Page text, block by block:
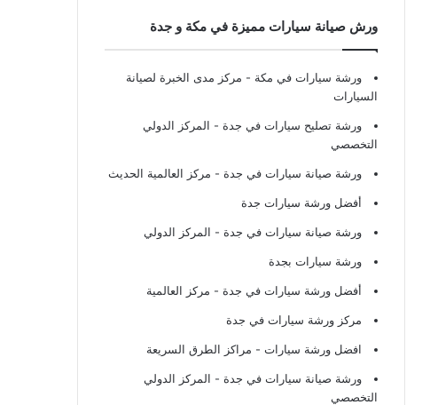
ورش صيانة سيارات مميزة في مكة و جدة
ورشة سيارات في مكة - مركز مدى الخبرة لصيانة
السيارات
ورشة تصليح سيارات في جدة - المركز الدولي
التخصصي
ورشة صيانة سيارات في جدة - مركز العالمية الحديث
أفضل ورشة سيارات جدة
ورشة صيانة سيارات في جدة - المركز الدولي
ورشة سيارات بجدة
أفضل ورشة سيارات في جدة - مركز العالمية
مركز ورشة سيارات في جدة
افضل ورشة سيارات - مراكز الطرق السريعة
ورشة صيانة سيارات في جدة - المركز الدولي
التخصصي